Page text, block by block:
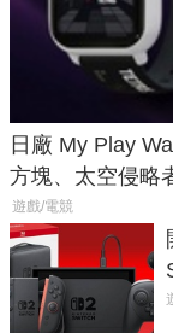
日廠 My Play
方塊、太空侵略
遊戲/電競